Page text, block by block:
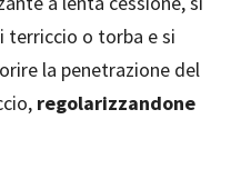
o torba e si
la penetrazione del
regolarizzandone